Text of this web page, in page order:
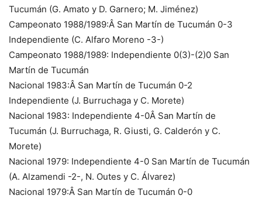
Tucumán (G. Amato y D. Garnero; M. Jiménez)
Campeonato 1988/1989:Â San Martín de Tucumán 0-3
Independiente (C. Alfaro Moreno -3-)
Campeonato 1988/1989: Independiente 0(3)-(2)0 San
Martín de Tucumán
Nacional 1983:Â San Martín de Tucumán 0-2
Independiente (J. Burruchaga y C. Morete)
Nacional 1983: Independiente 4-0Â San Martín de
Tucumán (J. Burruchaga, R. Giusti, G. Calderón y C.
Morete)
Nacional 1979: Independiente 4-0 San Martín de Tucumán
(A. Alzamendi -2-, N. Outes y C. Álvarez)
Nacional 1979:Â San Martín de Tucumán 0-0